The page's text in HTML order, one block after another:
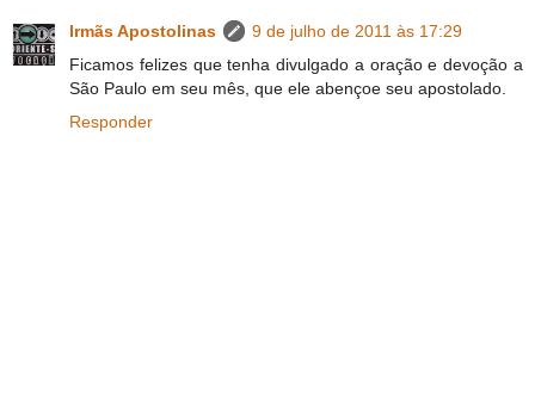
Irmãs Apostolinas
9 de julho de 2011 às 17:29
Ficamos felizes que tenha divulgado a oração e devoção a
São Paulo em seu mês, que ele abençoe seu apostolado.
Responder